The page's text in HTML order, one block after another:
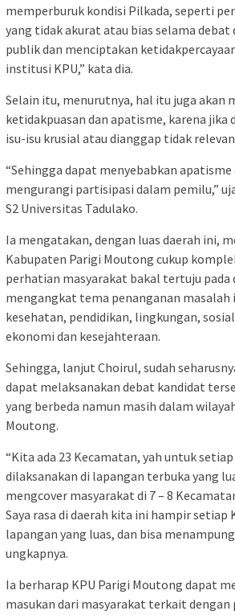
memperburuk kondisi Pilkada, seperti
yang tidak akurat atau bias selama
publik dan menciptakan
institusi KPU,” kata dia.
Selain itu, menurutnya, hal itu juga akan
ketidakpuasan dan apatisme, karena jika
isu-isu krusial atau dianggap tidak
“Sehingga dapat menyebabkan
mengurangi partisipasi dalam pemilu,”
S2 Universitas Tadulako.
Ia mengatakan, dengan luas daerah ini,
Kabupaten Parigi Moutong cukup
perhatian masyarakat bakal tertuju pada
mengangkat tema penanganan
kesehatan, pendidikan, lingkungan,
ekonomi dan kesejahteraan.
Sehingga, lanjut Choirul, sudah
dapat melaksanakan debat kandidat
yang berbeda namun masih dalam
Moutong.
“Kita ada 23 Kecamatan, yah untuk
dilaksanakan di lapangan terbuka yang
mengcover masyarakat di 7 – 8
Saya rasa di daerah kita ini hampir setiap
lapangan yang luas, dan bisa
ungkapnya.
Ia berharap KPU Parigi Moutong dapat
masukan dari masyarakat terkait dengan